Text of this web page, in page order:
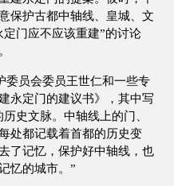
保护古都中轴线、皇城、文
门应不应该重建”的讨论
委员会委员王世仁和一些专
永定门的建议书》，其中写
史文脉。中轴线上的门、
处都记载着首都的历史变
了记忆，保护好中轴线，也
忆的城市。”